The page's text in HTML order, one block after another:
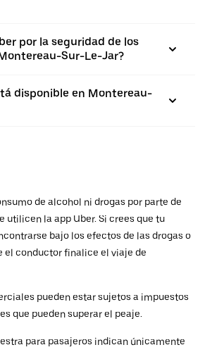
por la seguridad de los
Sur-Le-Jar?
disponible en Montereau-
de alcohol ni drogas por parte de
utilicen la app Uber. Si crees que tu
bajo los efectos de las drogas o
el conductor finalice el viaje de
pueden estar sujetos a impuestos
que pueden superar el peaje.
para pasajeros indican únicamente